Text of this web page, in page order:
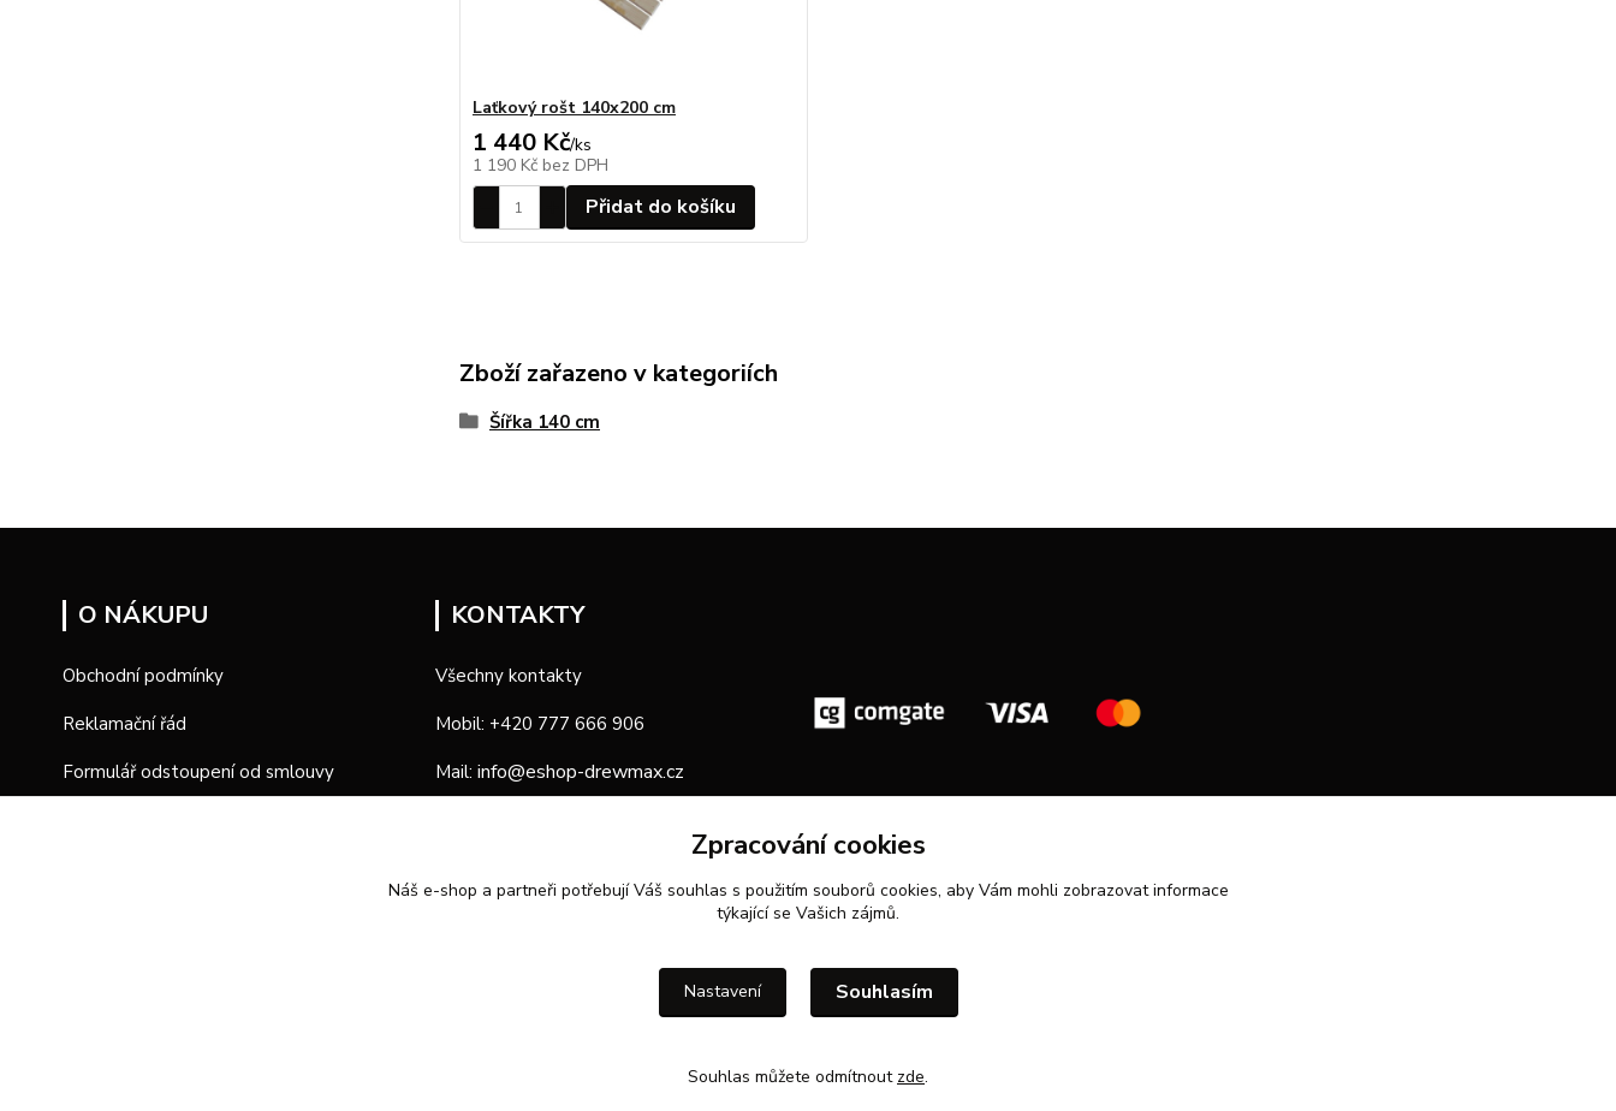
Laťkový rošt 140x200 cm
1 440 Kč/ks
1 190 Kč bez DPH
Přidat do košíku
Zboží zařazeno v kategoriích
Šířka 140 cm
O NÁKUPU
Obchodní podmínky
Reklamační řád
Formulář odstoupení od smlouvy
KONTAKTY
Všechny kontakty
Mobil: +420 777 666 906
Mail: info@eshop-drewmax.cz
Zpracování cookies
Náš e-shop a partneři potřebují Váš souhlas s použitím souborů cookies, aby Vám mohli zobrazovat informace
týkající se Vašich zájmů.
Nastavení Souhlasím
Souhlas můžete odmítnout zde.